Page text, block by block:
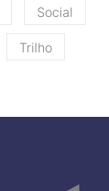
Social
Trilho